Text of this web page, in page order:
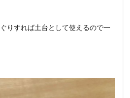
りすれば土台として使えるので一